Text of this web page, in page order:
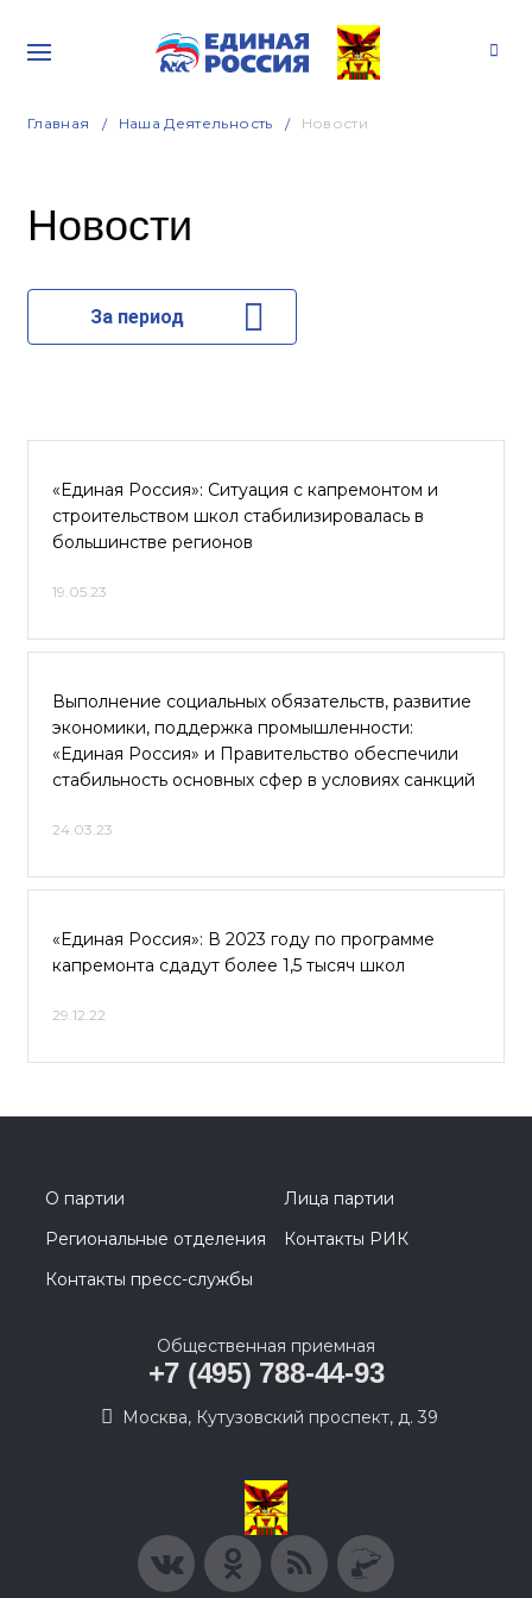
Главная Наша Деятельность Новости
Новости
За период
«Единая Россия»: Ситуация с капремонтом и
строительством школ стабилизировалась в
большинстве регионов
19.05.23
Выполнение социальных обязательств, развитие
экономики, поддержка промышленности:
«Единая Россия» и Правительство обеспечили
стабильность основных сфер в условиях санкций
24.03.23
«Единая Россия»: В 2023 году по программе
капремонта сдадут более 1,5 тысяч школ
29.12.22
О партии
Лица партии
Региональные отделения
Контакты РИК
Контакты пресс-службы
Общественная приемная
+7 (495) 788-44-93
Москва, Кутузовский проспект, д. 39